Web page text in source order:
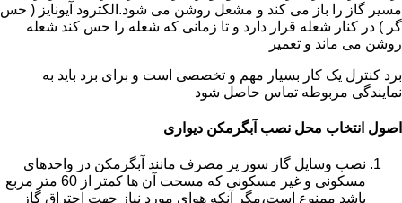
مسیر گاز را باز می کند و مشعل روشن می شود.الکترود آیونایز ( حس
گر ) در کنار شعله قرار دارد و تا زمانی که شعله را حس کند شعله
روشن می ماند و تعمیر
برد کنترل یک کار بسیار مهم و تخصصی است و برای برد باید به
نمایندگی مربوطه تماس حاصل شود
اصول انتخاب محل نصب آبگرمکن دیواری
نصب وسایل گاز سوز پر مصرف مانند آبگرمکن در واحدهای
مسکونی و غیر مسکونی که مسحت آن ها کمتر از 60 متر مربع
باشد ممنوع است،مگر آنکه هوای مورد نیاز جهت احتراق گاز